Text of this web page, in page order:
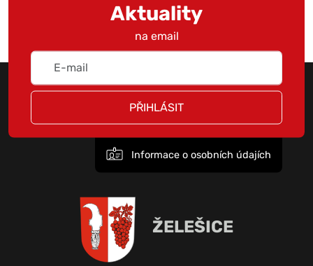
Aktuality
na email
PŘIHLÁSIT
Informace o osobních údajích
ŽELEŠICE